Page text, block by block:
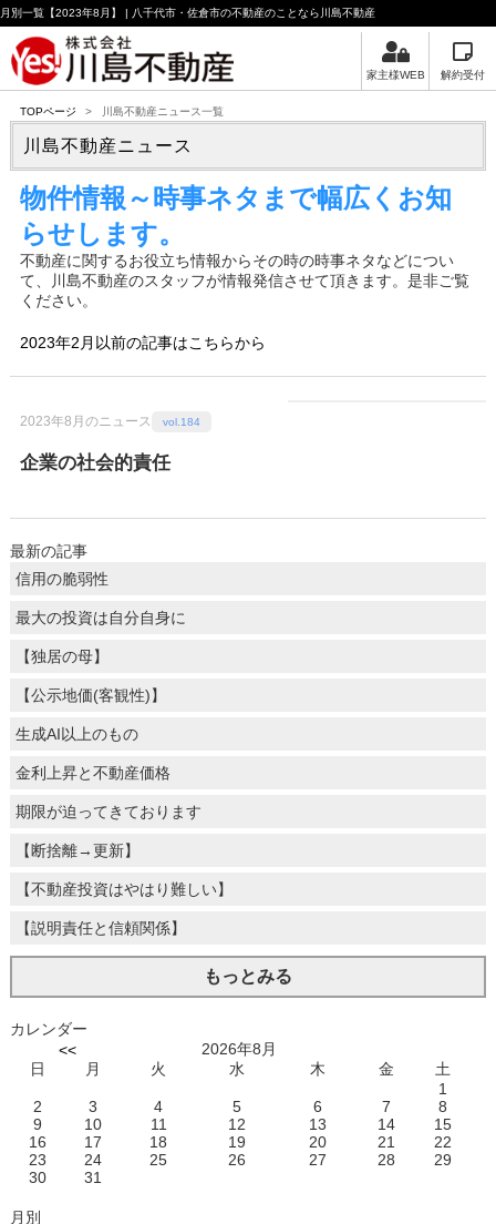
月別一覧【2023年8月】 | 八千代市・佐倉市の不動産のことなら川島不動産
家主様WEB 解約受付
TOPページ > 川島不動産ニュース一覧
川島不動産ニュース
物件情報～時事ネタまで幅広くお知
らせします。
不動産に関するお役立ち情報からその時の時事ネタなどについ
て、川島不動産のスタッフが情報発信させて頂きます。是非ご覧
ください。
2023年2月以前の記事はこちらから
2023年8月のニュース vol.184
企業の社会的責任
最新の記事
信用の脆弱性
最大の投資は自分自身に
【独居の母】
【公示地価(客観性)】
生成AI以上のもの
金利上昇と不動産価格
期限が迫ってきております
【断捨離→更新】
【不動産投資はやはり難しい】
【説明責任と信頼関係】
もっとみる
カレンダー
<<
2026年8月
日
月 火 水 木 金
土
1
2
3 4 5 6 7
8
9
10 11 12 13 14
15
16
17 18 19 20 21
22
23
24 25 26 27 28
29
30
31
月別